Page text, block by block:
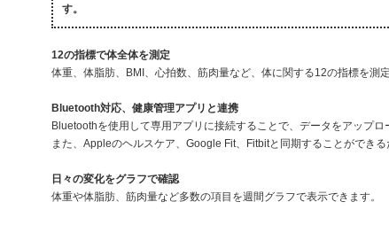
す。
12の指標で体全体を測定
体重、体脂肪、BMI、心拍数、筋肉量など、体に関する12の指標を測
Bluetooth対応、健康管理アプリと連携
Bluetoothを使用して専用アプリに接続することで、データをアップロ
また、Appleのヘルスケア、Google Fit、Fitbitと同期することができ
日々の変化をグラフで確認
体重や体脂肪、筋肉量など多数の項目を週間グラフで表示できます。